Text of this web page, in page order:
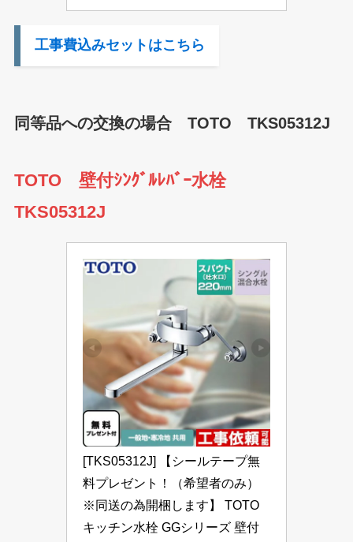
工事費込みセットはこちら
同等品への交換の場合 TOTO TKS05312J
TOTO 壁付ｼﾝｸﾞﾙﾚﾊﾞｰ水栓
TKS05312J
[TKS05312J] 【シールテープ無
料プレゼント！（希望者のみ）
※同送の為開梱します】 TOTO
キッチン水栓 GGシリーズ 壁付